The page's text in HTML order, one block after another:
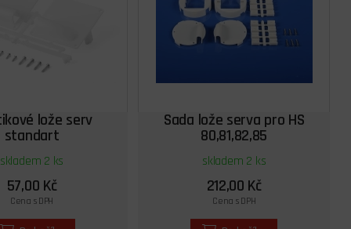
lože serv
standart
skladem 2 ks
57,00 Kč
Cena s DPH
Sada lože serva pro HS
80,81,82,85
skladem 2 ks
212,00 Kč
Cena s DPH